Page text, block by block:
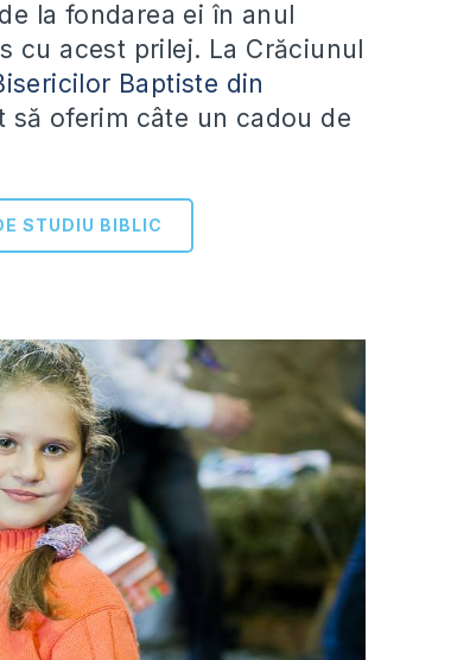
la fondarea ei în anul
cu acest prilej. La Crăciunul
Baptiste din
să oferim câte un cadou de
STUDIU BIBLIC